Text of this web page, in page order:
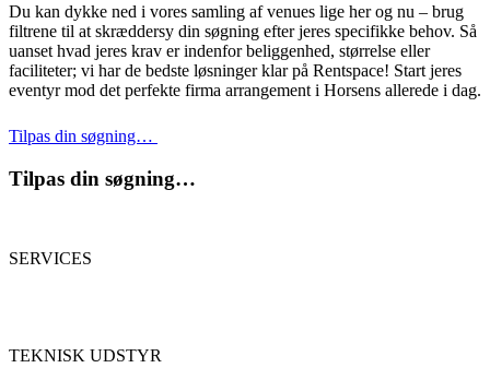
Du kan dykke ned i vores samling af venues lige her og nu – brug
filtrene til at skræddersy din søgning efter jeres specifikke behov. Så
uanset hvad jeres krav er indenfor beliggenhed, størrelse eller
faciliteter; vi har de bedste løsninger klar på Rentspace! Start jeres
eventyr mod det perfekte firma arrangement i Horsens allerede i dag.
Tilpas din søgning…
Tilpas din søgning…
SERVICES
TEKNISK UDSTYR